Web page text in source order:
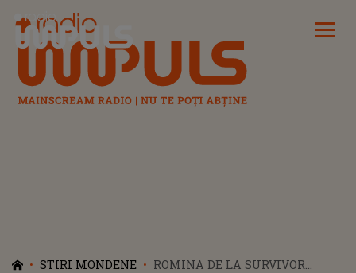
Radio Impuls
STIRI MONDENE
ROMINA DE LA SURVIVOR